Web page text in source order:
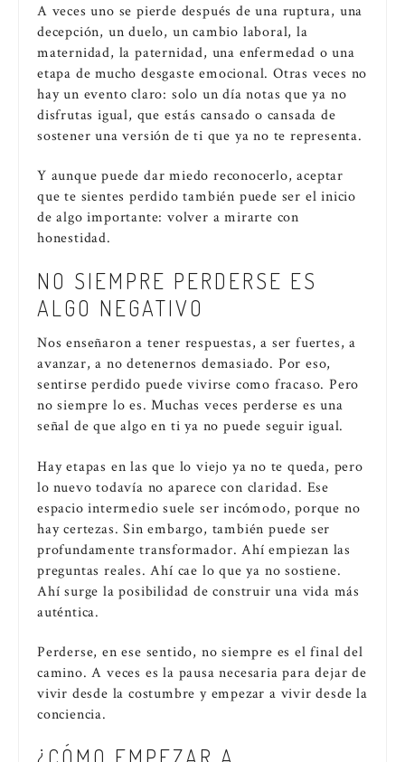
A veces uno se pierde después de una ruptura, una
decepción, un duelo, un cambio laboral, la
maternidad, la paternidad, una enfermedad o una
etapa de mucho desgaste emocional. Otras veces no
hay un evento claro: solo un día notas que ya no
disfrutas igual, que estás cansado o cansada de
sostener una versión de ti que ya no te representa.
Y aunque puede dar miedo reconocerlo, aceptar
que te sientes perdido también puede ser el inicio
de algo importante: volver a mirarte con
honestidad.
NO SIEMPRE PERDERSE ES
ALGO NEGATIVO
Nos enseñaron a tener respuestas, a ser fuertes, a
avanzar, a no detenernos demasiado. Por eso,
sentirse perdido puede vivirse como fracaso. Pero
no siempre lo es. Muchas veces perderse es una
señal de que algo en ti ya no puede seguir igual.
Hay etapas en las que lo viejo ya no te queda, pero
lo nuevo todavía no aparece con claridad. Ese
espacio intermedio suele ser incómodo, porque no
hay certezas. Sin embargo, también puede ser
profundamente transformador. Ahí empiezan las
preguntas reales. Ahí cae lo que ya no sostiene.
Ahí surge la posibilidad de construir una vida más
auténtica.
Perderse, en ese sentido, no siempre es el final del
camino. A veces es la pausa necesaria para dejar de
vivir desde la costumbre y empezar a vivir desde la
conciencia.